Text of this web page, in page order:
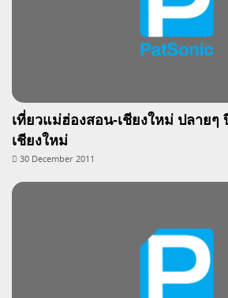
เที่ยวแม่ฮ่องสอน-เชียงใหม่ ปลายๆ
เชียงใหม่
30 December 2011